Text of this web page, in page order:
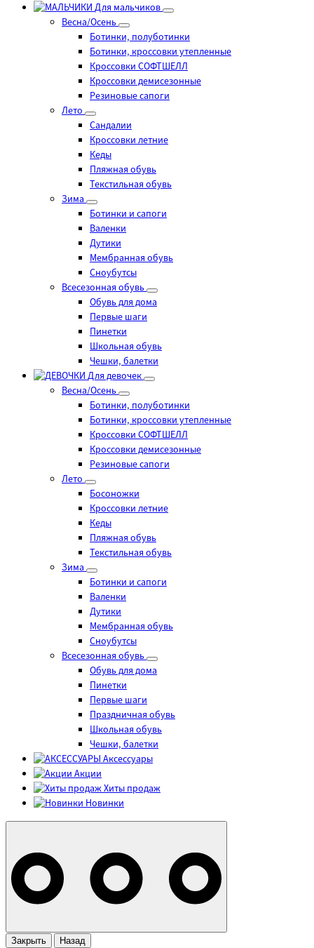
Для мальчиков
Весна/Осень
Ботинки, полуботинки
Ботинки, кроссовки утепленные
Кроссовки СОФТШЕЛЛ
Кроссовки демисезонные
Резиновые сапоги
Лето
Cандалии
Кроссовки летние
Кеды
Пляжная обувь
Текстильная обувь
Зима
Ботинки и сапоги
Валенки
Дутики
Мембранная обувь
Сноубутсы
Всесезонная обувь
Обувь для дома
Первые шаги
Пинетки
Школьная обувь
Чешки, балетки
Для девочек
Весна/Осень
Ботинки, полуботинки
Ботинки, кроссовки утепленные
Кроссовки СОФТШЕЛЛ
Кроссовки демисезонные
Резиновые сапоги
Лето
Босоножки
Кроссовки летние
Кеды
Пляжная обувь
Текстильная обувь
Зима
Ботинки и сапоги
Валенки
Дутики
Мембранная обувь
Сноубутсы
Всесезонная обувь
Обувь для дома
Пинетки
Первые шаги
Праздничная обувь
Школьная обувь
Чешки, балетки
Аксессуары
Акции
Хиты продаж
Новинки
Закрыть Назад